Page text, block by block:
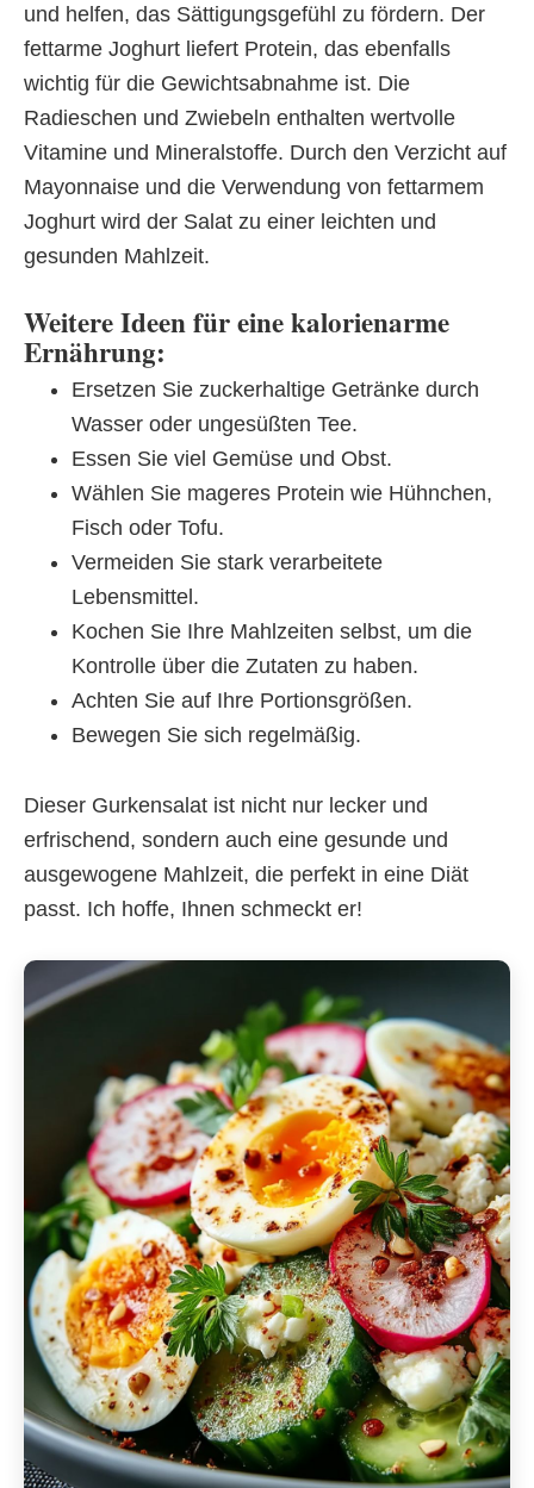
und helfen, das Sättigungsgefühl zu fördern. Der
fettarme Joghurt liefert Protein, das ebenfalls
wichtig für die Gewichtsabnahme ist. Die
Radieschen und Zwiebeln enthalten wertvolle
Vitamine und Mineralstoffe. Durch den Verzicht auf
Mayonnaise und die Verwendung von fettarmem
Joghurt wird der Salat zu einer leichten und
gesunden Mahlzeit.
Weitere Ideen für eine kalorienarme
Ernährung:
Ersetzen Sie zuckerhaltige Getränke durch
Wasser oder ungesüßten Tee.
Essen Sie viel Gemüse und Obst.
Wählen Sie mageres Protein wie Hühnchen,
Fisch oder Tofu.
Vermeiden Sie stark verarbeitete
Lebensmittel.
Kochen Sie Ihre Mahlzeiten selbst, um die
Kontrolle über die Zutaten zu haben.
Achten Sie auf Ihre Portionsgrößen.
Bewegen Sie sich regelmäßig.
Dieser Gurkensalat ist nicht nur lecker und
erfrischend, sondern auch eine gesunde und
ausgewogene Mahlzeit, die perfekt in eine Diät
passt. Ich hoffe, Ihnen schmeckt er!